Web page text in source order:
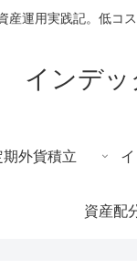
産運用実践記。低コ
インデッ
期外貨積立
資産配